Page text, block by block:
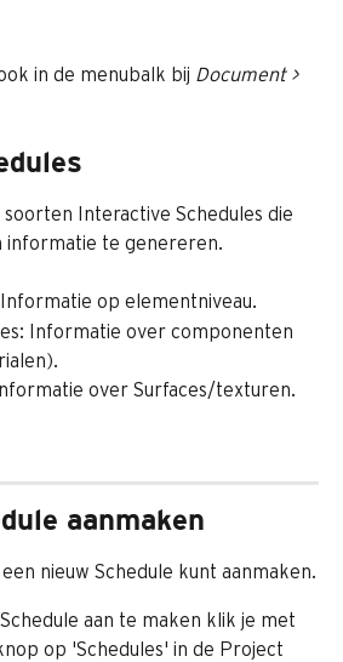
in de menubalk bij Document >
Interactive Schedules die
te genereren.
op elementniveau.
Informatie over componenten
over Surfaces/texturen.
aanmaken
nieuw Schedule kunt aanmaken.
aan te maken klik je met
op 'Schedules' in de Project